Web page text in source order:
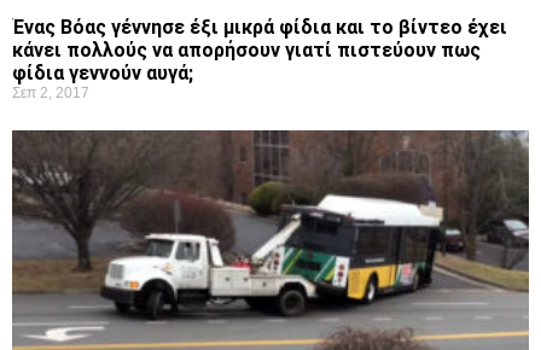
Ένας Βόας γέννησε έξι μικρά φίδια και το βίντεο έχει
κάνει πολλούς να απορήσουν γιατί πιστεύουν πως
φίδια γεννούν αυγά;
Σεπ 2, 2017